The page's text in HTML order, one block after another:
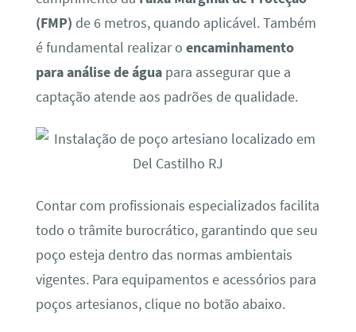
(FMP) de 6 metros, quando aplicável. Também
é fundamental realizar o encaminhamento
para análise de águapara assegurar que a
captação atende aos padrões de qualidade.
Contar com profissionais especializados facilita
todo o trâmite burocrático, garantindo que seu
poço esteja dentro das normas ambientais
vigentes. Para equipamentos e acessórios para
poços artesianos, clique no botão abaixo.